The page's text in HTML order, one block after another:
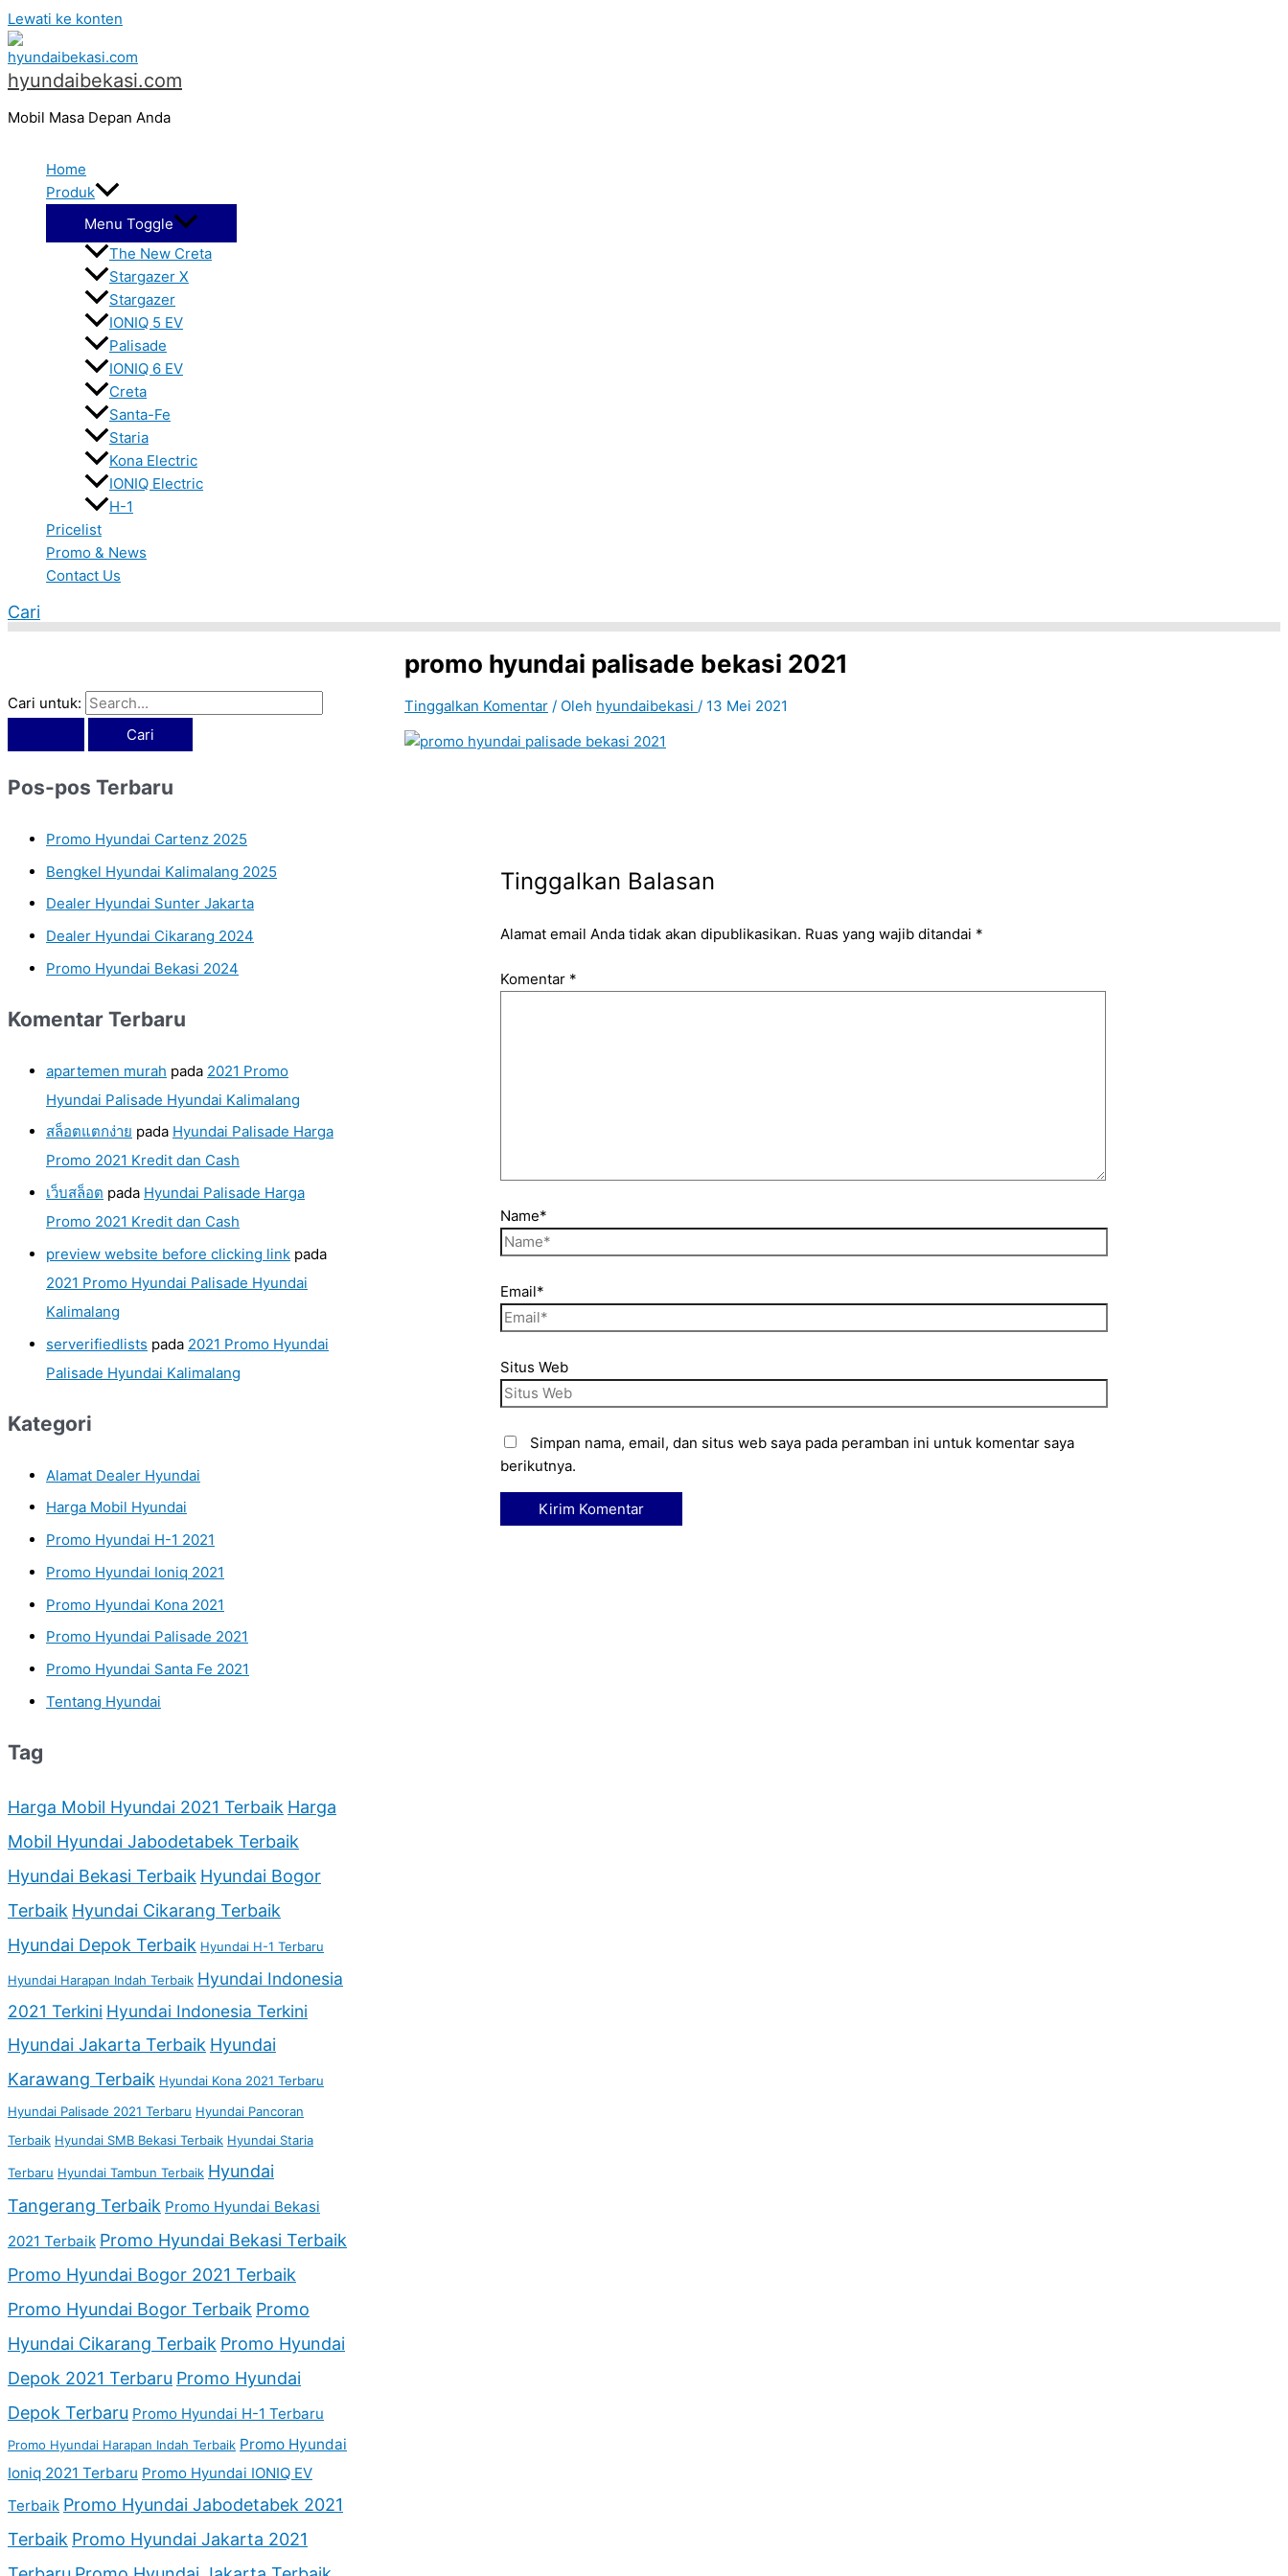
Lewati ke konten
hyundaibekasi.com
Mobil Masa Depan Anda
Home
Produk
Menu Toggle
The New Creta
Stargazer X
Stargazer
IONIQ 5 EV
Palisade
IONIQ 6 EV
Creta
Santa-Fe
Staria
Kona Electric
IONIQ Electric
H-1
Pricelist
Promo & News
Contact Us
Cari
Cari untuk:
Pos-pos Terbaru
Promo Hyundai Cartenz 2025
Bengkel Hyundai Kalimalang 2025
Dealer Hyundai Sunter Jakarta
Dealer Hyundai Cikarang 2024
Promo Hyundai Bekasi 2024
Komentar Terbaru
apartemen murah pada 2021 Promo
Hyundai Palisade Hyundai Kalimalang
สล็อตแตกง่าย pada Hyundai Palisade Harga
Promo 2021 Kredit dan Cash
เว็บสล็อต pada Hyundai Palisade Harga
Promo 2021 Kredit dan Cash
preview website before clicking link pada
2021 Promo Hyundai Palisade Hyundai
Kalimalang
serverifiedlists pada 2021 Promo Hyundai
Palisade Hyundai Kalimalang
Kategori
Alamat Dealer Hyundai
Harga Mobil Hyundai
Promo Hyundai H-1 2021
Promo Hyundai Ioniq 2021
Promo Hyundai Kona 2021
Promo Hyundai Palisade 2021
Promo Hyundai Santa Fe 2021
Tentang Hyundai
Tag
Harga Mobil Hyundai 2021 Terbaik Harga
Mobil Hyundai Jabodetabek Terbaik
Hyundai Bekasi Terbaik Hyundai Bogor
Terbaik Hyundai Cikarang Terbaik
Hyundai Depok Terbaik Hyundai H-1 Terbaru
Hyundai Harapan Indah Terbaik Hyundai Indonesia
2021 Terkini Hyundai Indonesia Terkini
Hyundai Jakarta Terbaik Hyundai
Karawang Terbaik Hyundai Kona 2021 Terbaru
Hyundai Palisade 2021 Terbaru Hyundai Pancoran
Terbaik Hyundai SMB Bekasi Terbaik Hyundai Staria
Terbaru Hyundai Tambun Terbaik Hyundai
Tangerang Terbaik Promo Hyundai Bekasi
2021 Terbaik Promo Hyundai Bekasi Terbaik
Promo Hyundai Bogor 2021 Terbaik
Promo Hyundai Bogor Terbaik Promo
Hyundai Cikarang Terbaik Promo Hyundai
Depok 2021 Terbaru Promo Hyundai
Depok Terbaru Promo Hyundai H-1 Terbaru
Promo Hyundai Harapan Indah Terbaik Promo Hyundai
Ioniq 2021 Terbaru Promo Hyundai IONIQ EV
Terbaik Promo Hyundai Jabodetabek 2021
Terbaik Promo Hyundai Jakarta 2021
promo hyundai palisade bekasi 2021
Tinggalkan Komentar / Oleh hyundaibekasi / 13 Mei 2021
Tinggalkan Balasan
Alamat email Anda tidak akan dipublikasikan. Ruas yang wajib ditandai *
Komentar *
Name*
Email*
Situs Web
Simpan nama, email, dan situs web saya pada peramban ini untuk komentar saya
berikutnya.